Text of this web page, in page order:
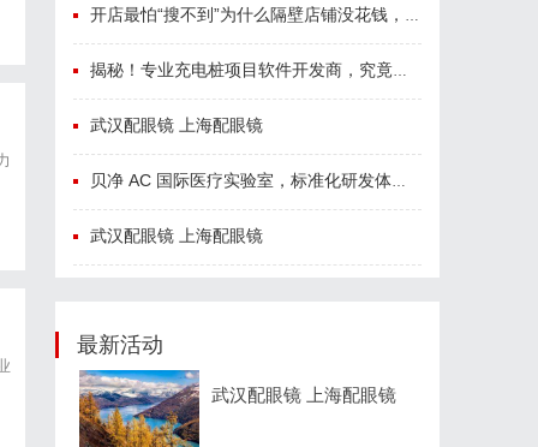
开店最怕“搜不到”为什么隔壁店铺没花钱，ai却天天给他免费派单？
揭秘！专业充电桩项目软件开发商，究竟藏着哪些行业秘诀？
武汉配眼镜 上海配眼镜
贝净 AC 国际医疗实验室，标准化研发体系全解析
武汉配眼镜 上海配眼镜
最新活动
武汉配眼镜 上海配眼镜